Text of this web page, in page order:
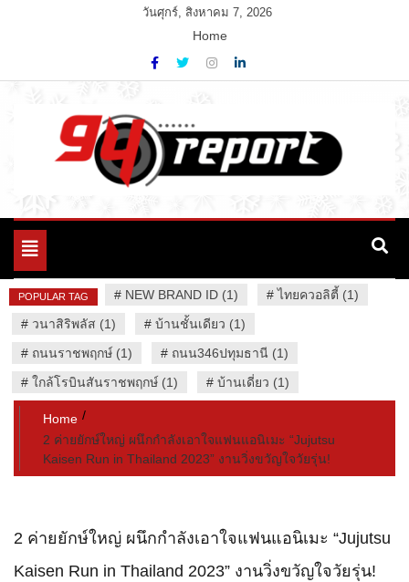
วันศุกร์, สิงหาคม 7, 2026
Home
94 Report.com
Variety News
Toggle
POPULAR TAG # NEW BRAND ID (1) #ไทยควอลิตี้ (1)
# วนาสิริพลัส (1) # บ้านชั้นเดียว (1)
# ถนนราชพฤกษ์ (1) # ถนน346ปทุมธานี (1)
# ใกล้โรบินสันราชพฤกษ์ (1) # บ้านเดี่ยว (1)
Home
2 ค่ายยักษ์ใหญ่ ผนึกกำลังเอาใจแฟนแอนิเมะ “Jujutsu
Kaisen Run in Thailand 2023” งานวิ่งขวัญใจวัยรุ่น!
2 ค่ายยักษ์ใหญ่ ผนึกกำลังเอาใจแฟนแอนิเมะ “Jujutsu
Kaisen Run in Thailand 2023” งานวิ่งขวัญใจวัยรุ่น!